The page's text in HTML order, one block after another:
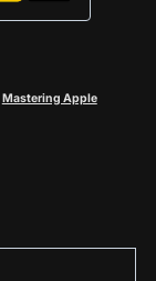
Mastering Apple